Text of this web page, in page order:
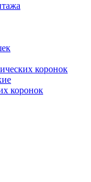
коронок
коронок